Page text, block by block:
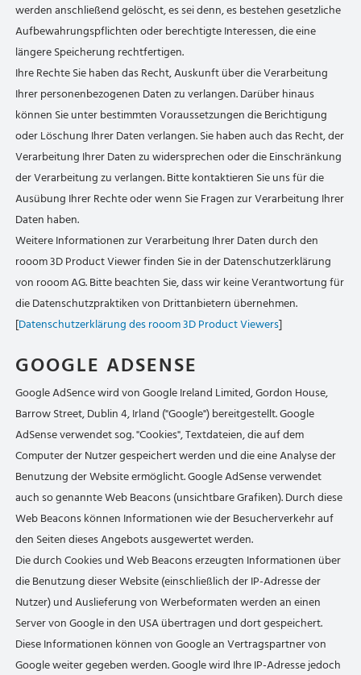
werden anschließend gelöscht, es sei denn, es bestehen gesetzliche
Aufbewahrungspflichten oder berechtigte Interessen, die eine
längere Speicherung rechtfertigen.
Ihre Rechte Sie haben das Recht, Auskunft über die Verarbeitung
Ihrer personenbezogenen Daten zu verlangen. Darüber hinaus
können Sie unter bestimmten Voraussetzungen die Berichtigung
oder Löschung Ihrer Daten verlangen. Sie haben auch das Recht, der
Verarbeitung Ihrer Daten zu widersprechen oder die Einschränkung
der Verarbeitung zu verlangen. Bitte kontaktieren Sie uns für die
Ausübung Ihrer Rechte oder wenn Sie Fragen zur Verarbeitung Ihrer
Daten haben.
Weitere Informationen zur Verarbeitung Ihrer Daten durch den
rooom 3D Product Viewer finden Sie in der Datenschutzerklärung
von rooom AG. Bitte beachten Sie, dass wir keine Verantwortung für
die Datenschutzpraktiken von Drittanbietern übernehmen.
[Datenschutzerklärung des rooom 3D Product Viewers]
GOOGLE ADSENSE
Google AdSence wird von Google Ireland Limited, Gordon House,
Barrow Street, Dublin 4, Irland ("Google") bereitgestellt. Google
AdSense verwendet sog. "Cookies", Textdateien, die auf dem
Computer der Nutzer gespeichert werden und die eine Analyse der
Benutzung der Website ermöglicht. Google AdSense verwendet
auch so genannte Web Beacons (unsichtbare Grafiken). Durch diese
Web Beacons können Informationen wie der Besucherverkehr auf
den Seiten dieses Angebots ausgewertet werden.
Die durch Cookies und Web Beacons erzeugten Informationen über
die Benutzung dieser Website (einschließlich der IP-Adresse der
Nutzer) und Auslieferung von Werbeformaten werden an einen
Server von Google in den USA übertragen und dort gespeichert.
Diese Informationen können von Google an Vertragspartner von
Google weiter gegeben werden. Google wird Ihre IP-Adresse jedoch